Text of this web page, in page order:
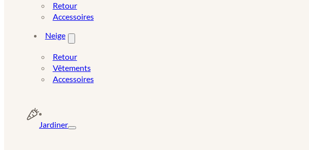
Retour
Accessoires
Neige
Retour
Vêtements
Accessoires
Jardiner